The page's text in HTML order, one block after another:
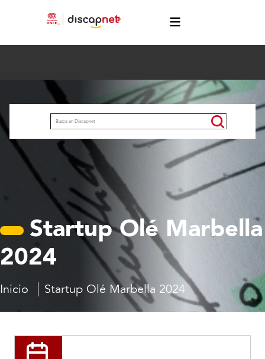
Startup Olé Marbella
2024
Inicio Startup Olé Marbella 2024